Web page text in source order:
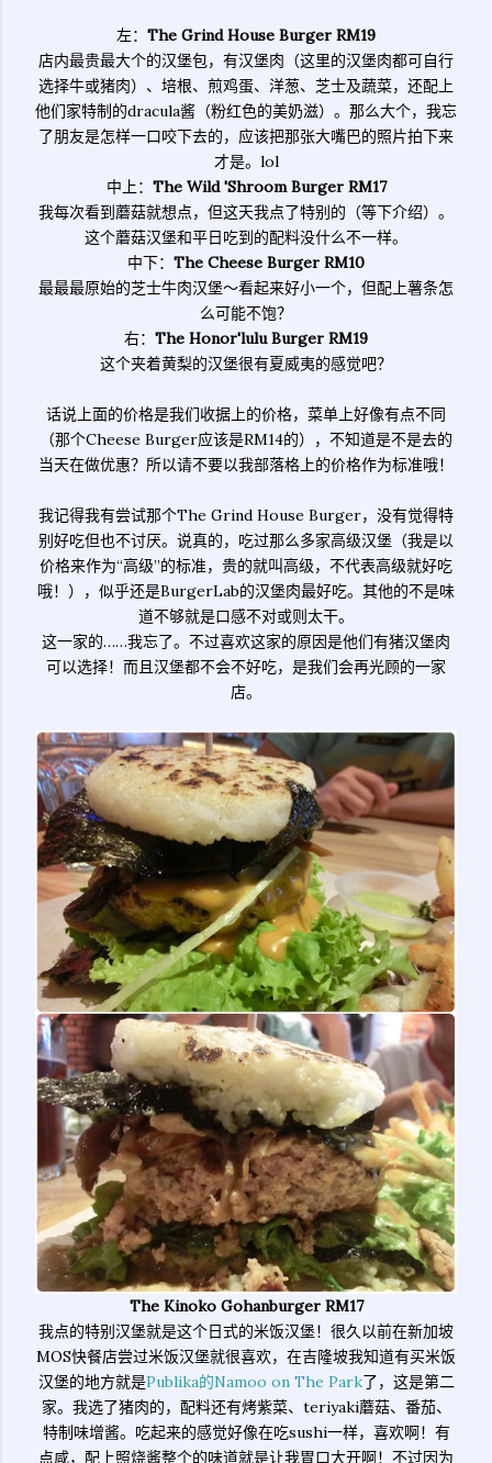
左： The Grind House Burger RM19
店内最贵最大个的汉堡包，有汉堡肉（这里的汉堡肉都可自行
选择牛或猪肉）、培根、煎鸡蛋、洋葱、芝士及蔬菜，还配上
他们家特制的dracula酱（粉红色的美奶滋）。那么大个，我忘
了朋友是怎样一口咬下去的，应该把那张大嘴巴的照片拍下来
才是。lol
中上： The Wild 'Shroom Burger RM17
我每次看到蘑菇就想点，但这天我点了特别的（等下介绍）。
这个蘑菇汉堡和平日吃到的配料没什么不一样。
中下： The Cheese Burger RM10
最最最原始的芝士牛肉汉堡～看起来好小一个，但配上薯条怎
么可能不饱？
右： The Honor'lulu Burger RM19
这个夹着黄梨的汉堡很有夏威夷的感觉吧？
话说上面的价格是我们收据上的价格，菜单上好像有点不同
（那个Cheese Burger应该是RM14的），不知道是不是去的
当天在做优惠？所以请不要以我部落格上的价格作为标准哦！
我记得我有尝试那个The Grind House Burger，没有觉得特
别好吃但也不讨厌。说真的，吃过那么多家高级汉堡（我是以
价格来作为“高级”的标准，贵的就叫高级，不代表高级就好吃
哦！），似乎还是BurgerLab的汉堡肉最好吃。其他的不是味
道不够就是口感不对或则太干。
这一家的……我忘了。不过喜欢这家的原因是他们有猪汉堡肉
可以选择！而且汉堡都不会不好吃，是我们会再光顾的一家
店。
The Kinoko Gohanburger RM17
我点的特别汉堡就是这个日式的米饭汉堡！很久以前在新加坡
MOS快餐店尝过米饭汉堡就很喜欢，在吉隆坡我知道有买米饭
汉堡的地方就是Publika的Namoo on The Park了，这是第二
家。我选了猪肉的，配料还有烤紫菜、teriyaki蘑菇、番茄、
特制味增酱。吃起来的感觉好像在吃sushi一样，喜欢啊！有
点咸，配上照烧酱整个的味道就是让我胃口大开啊！不过因为